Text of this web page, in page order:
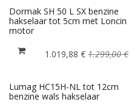
Dormak SH 50 L SX benzine
hakselaar tot 5cm met Loncin
motor
1.019,88 € 1.299,00€
Lumag HC15H-NL tot 12cm
benzine wals hakselaar